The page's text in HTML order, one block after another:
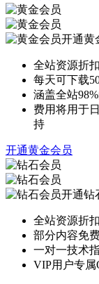
开通黄
全站资源折
每天可下载
涵盖全站
费用将用于
持
开通黄金会员
开通钻
全站资源折
部分内容免
一对一技术
VIP用户专属